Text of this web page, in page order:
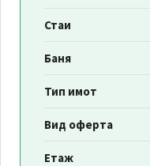
Стаи
Баня
Тип имот
Вид оферта
Етаж